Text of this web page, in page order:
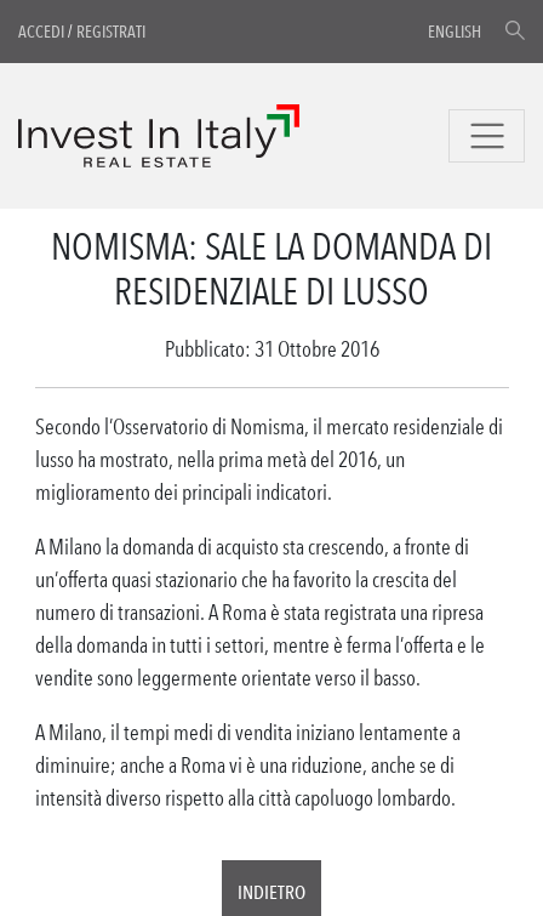
ACCEDI/ REGISTRATI ENGLISH
NOMISMA: SALE LA DOMANDA DI
RESIDENZIALE DI LUSSO
Pubblicato: 31 Ottobre 2016
Secondo l’Osservatorio di Nomisma, il mercato residenziale di
lusso ha mostrato, nella prima metà del 2016, un
miglioramento dei principali indicatori.
A Milano la domanda di acquisto sta crescendo, a fronte di
un’offerta quasi stazionario che ha favorito la crescita del
numero di transazioni. A Roma è stata registrata una ripresa
della domanda in tutti i settori, mentre è ferma l’offerta e le
vendite sono leggermente orientate verso il basso.
A Milano, il tempi medi di vendita iniziano lentamente a
diminuire; anche a Roma vi è una riduzione, anche se di
intensità diverso rispetto alla città capoluogo lombardo.
INDIETRO